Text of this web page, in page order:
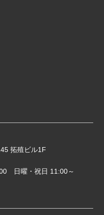
拓殖ビル1F
日曜・祝日 11:00～